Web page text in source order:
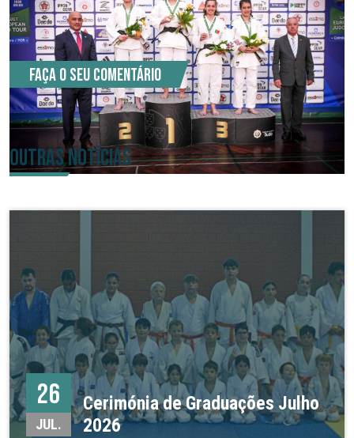
COMENTÁRIOS (0)
Faça o seu comentário
OUTRAS NOTÍCIAS
26
JUL.
Cerimónia de Graduações Julho
2026